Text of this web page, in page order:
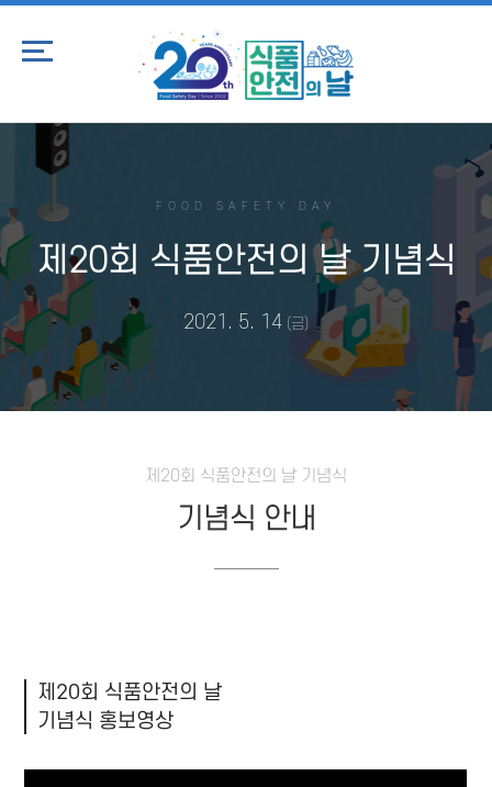
FOOD SAFETY DAY
제20회 식품안전의 날 기념식
2021. 5. 14 (금)
제20회 식품안전의 날 기념식
기념식 안내
제20회 식품안전의 날
기념식 홍보영상